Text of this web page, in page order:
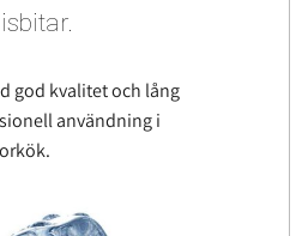
god kvalitet och lång
användning i